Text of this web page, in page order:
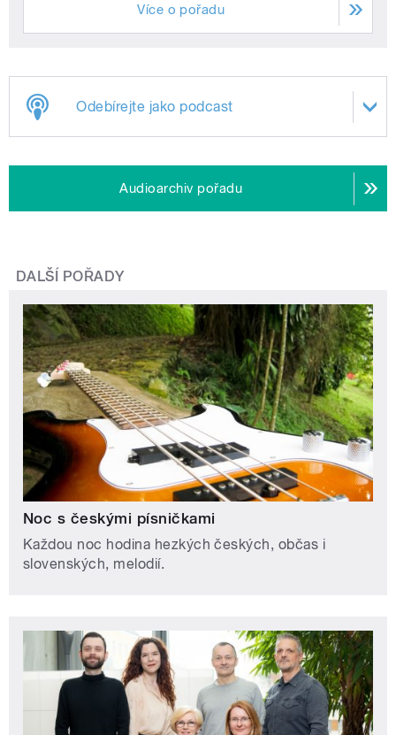
Více o pořadu
Odebírejte jako podcast
Audioarchiv pořadu
DALŠÍ POŘADY
Noc s českými písničkami
Každou noc hodina hezkých českých, občas i
slovenských, melodií.